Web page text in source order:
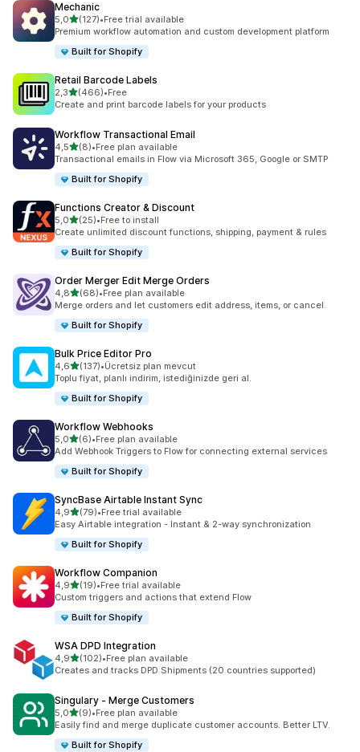
Mechanic
5,05 yıldız üzerinden
(127)
toplam 127 değerlendirme
•Free trial available
Premium workflow automation and custom development platform
Built for Shopify
Retail Barcode Labels
2,35 yıldız üzerinden
(466)
toplam 466 değerlendirme
•Free
Create and print barcode labels for your products
Workflow Transactional Email
4,55 yıldız üzerinden
(8)
toplam 8 değerlendirme
•Free plan available
Transactional emails in Flow via Microsoft 365, Google or SMTP
Built for Shopify
Functions Creator & Discount
5,05 yıldız üzerinden
(25)
toplam 25 değerlendirme
•Free to install
Create unlimited discount functions, shipping, payment & rules
Built for Shopify
Order Merger Edit Merge Orders
4,85 yıldız üzerinden
(68)
toplam 68 değerlendirme
•Free plan available
Merge orders and let customers edit address, items, or cancel.
Built for Shopify
Bulk Price Editor Pro
4,65 yıldız üzerinden
(137)
toplam 137 değerlendirme
•Ücretsiz plan mevcut
Toplu fiyat, planlı indirim, istediğinizde geri al.
Built for Shopify
Workflow Webhooks
5,05 yıldız üzerinden
(6)
toplam 6 değerlendirme
•Free plan available
Add Webhook Triggers to Flow for connecting external services
Built for Shopify
SyncBase Airtable Instant Sync
4,95 yıldız üzerinden
(79)
toplam 79 değerlendirme
•Free trial available
Easy Airtable integration - Instant & 2-way synchronization
Built for Shopify
Workflow Companion
4,95 yıldız üzerinden
(19)
toplam 19 değerlendirme
•Free trial available
Custom triggers and actions that extend Flow
Built for Shopify
WSA DPD Integration
4,95 yıldız üzerinden
(102)
toplam 102 değerlendirme
•Free plan available
Creates and tracks DPD Shipments (20 countries supported)
Singulary ‑ Merge Customers
5,05 yıldız üzerinden
(9)
toplam 9 değerlendirme
•Free plan available
Easily find and merge duplicate customer accounts. Better LTV.
Built for Shopify